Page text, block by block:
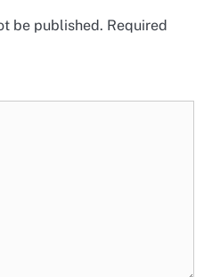
be published. Required